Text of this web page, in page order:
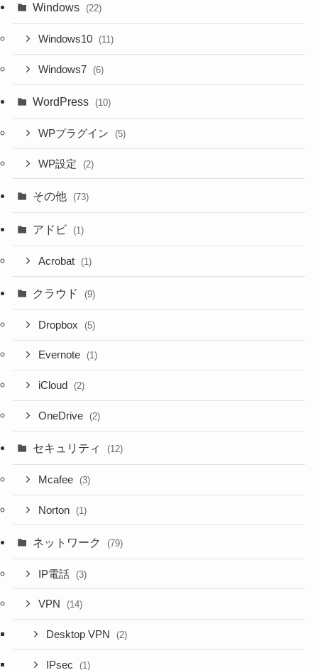
Windows (22)
Windows10 (11)
Windows7 (6)
WordPress (10)
WPプラグイン (5)
WP設定 (2)
その他 (73)
アドビ (1)
Acrobat (1)
クラウド (9)
Dropbox (5)
Evernote (1)
iCloud (2)
OneDrive (2)
セキュリティ (12)
Mcafee (3)
Norton (1)
ネットワーク (79)
IP電話 (3)
VPN (14)
Desktop VPN (2)
IPsec (1)